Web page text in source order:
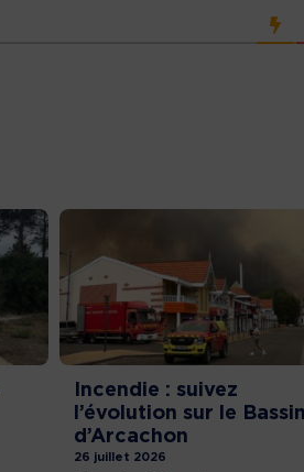
Incendie : suivez
l’évolution sur le Bassin
d’Arcachon
26 juillet 2026